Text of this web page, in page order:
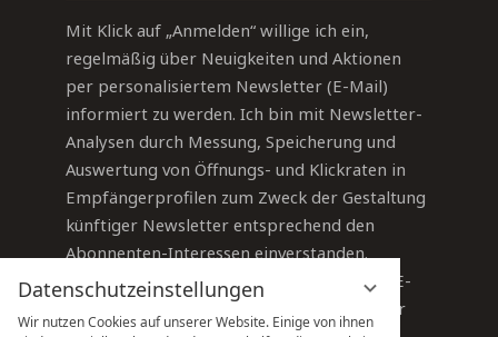
Datenschutzeinstellungen
Wir nutzen Cookies auf unserer Website. Einige von ihnen
Mit Klick auf „Anmelden“ willige ich ein,
regelmäßig über Neuigkeiten und Aktionen
per personalisiertem Newsletter (E-Mail)
informiert zu werden. Ich bin mit Newsletter-
Analysen durch Messung, Speicherung und
Auswertung von Öffnungs- und Klickraten in
Empfängerprofilen zum Zweck der Gestaltung
künftiger Newsletter entsprechend den
Abonnenten-Interessen einverstanden.
Sie können Ihre Einwilligung jederzeit per E-
info@sauerland-stern-hotel.de
oder